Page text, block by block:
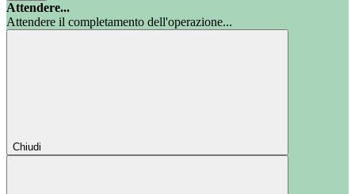
Attendere...
Attendere il completamento dell'operazione...
Chiudi